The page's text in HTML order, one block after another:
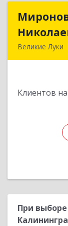
Великие Луки
Клиентов
При